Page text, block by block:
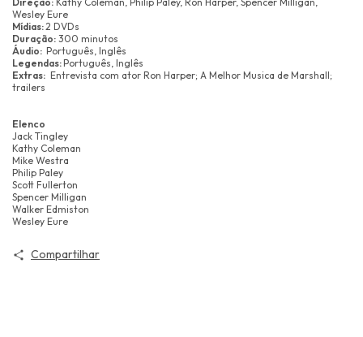
Wesley Eure
Mídias:2 DVDs
Duração: 300 minutos
Áudio: Português, Inglês
Legendas:Português, Inglês
Extras: Entrevista com ator Ron Harper; A Melhor Musica de Marshall;
trailers
Elenco
Jack Tingley
Kathy Coleman
Mike Westra
Philip Paley
Scott Fullerton
Spencer Milligan
Walker Edmiston
Wesley Eure
Compartilhar